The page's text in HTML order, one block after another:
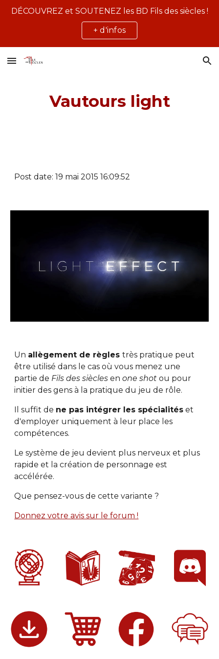
DÉCOUVREZ et SOUTENEZ les BD Fils des siècles !
+ d'infos
Vautours light
Post date: 19 mai 2015 16:09:52
Un allègement de règles très pratique peut
être utilisé dans le cas où vous menez une
partie de Fils des siècles en one shot ou pour
initier des gens à la pratique du jeu de rôle.
Il suffit de ne pas intégrer les spécialités et
d'employer uniquement à leur place les
compétences.
Le système de jeu devient plus nerveux et plus
rapide et la création de personnage est
accélérée.
Que pensez-vous de cette variante ?
Donnez votre avis sur le forum !